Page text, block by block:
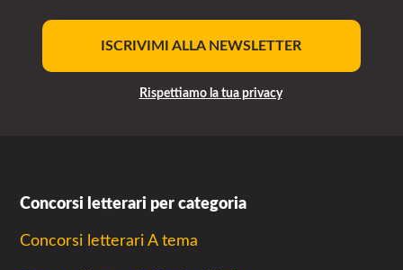
ISCRIVIMI ALLA NEWSLETTER
Rispettiamo la tua privacy
Concorsi letterari per categoria
Concorsi letterari A tema